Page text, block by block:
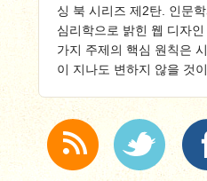
싱 북 시리즈 제2탄. 인문
심리학으로 밝힌 웹 디자
가지 주제의 핵심 원칙은
이 지나도 변하지 않을 것